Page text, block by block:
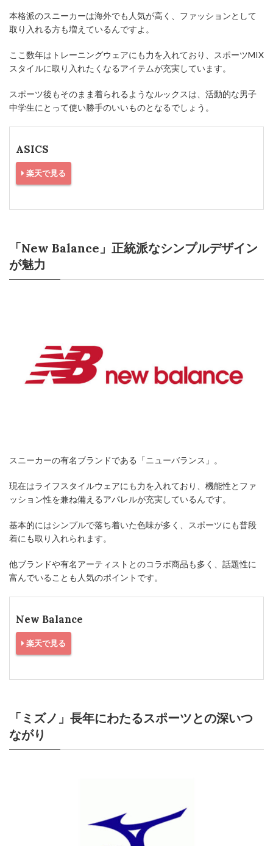
本格派のスニーカーは海外でも人気が高く、ファッションとして
取り入れる方も増えているんですよ。
ここ数年はトレーニングウェアにも力を入れており、スポーツMIX
スタイルに取り入れたくなるアイテムが充実しています。
スポーツ後もそのまま着られるようなルックスは、活動的な男子
中学生にとって使い勝手のいいものとなるでしょう。
ASICS
楽天で見る
「New Balance」正統派なシンプルデザイン
が魅力
スニーカーの有名ブランドである「ニューバランス」。
現在はライフスタイルウェアにも力を入れており、機能性とファ
ッション性を兼ね備えるアパレルが充実しているんです。
基本的にはシンプルで落ち着いた色味が多く、スポーツにも普段
着にも取り入れられます。
他ブランドや有名アーティストとのコラボ商品も多く、話題性に
富んでいることも人気のポイントです。
New Balance
楽天で見る
「ミズノ」長年にわたるスポーツとの深いつ
ながり